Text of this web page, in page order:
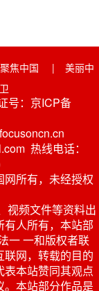
聚焦中国 |
美丽中
号：京ICP备
热线电话：
所有，未经授权
视频文件等资料出
人所有，本站部
一 一和版权者联
网，转载的目的
本站赞同其观点
本站部分作品是